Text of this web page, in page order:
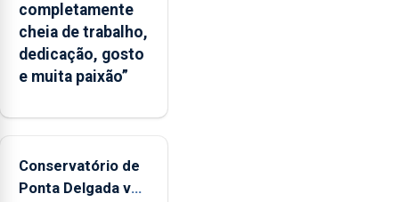
completamente
cheia de trabalho,
dedicação, gosto
e muita paixão”
Conservatório de
Ponta Delgada vai